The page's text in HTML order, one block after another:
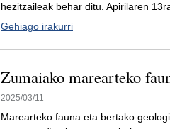
hezitzaileak behar ditu. Apirilaren
Gehiago irakurri
Zumaiako marearteko
2025/03/11
Marearteko fauna eta bertako